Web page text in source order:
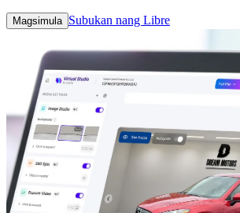
Magsimula Subukan nang Libre